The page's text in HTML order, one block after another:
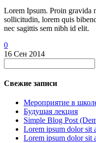
Lorem Ipsum. Proin gravida
sollicitudin, lorem quis
nec sagittis sem nibh id elit.
0
16 Сен 2014
Свежие записи
Мероприятие в
Будущая лекция
Simple Blog Post
Lorem ipsum dolor sit
Lorem ipsum dolor sit